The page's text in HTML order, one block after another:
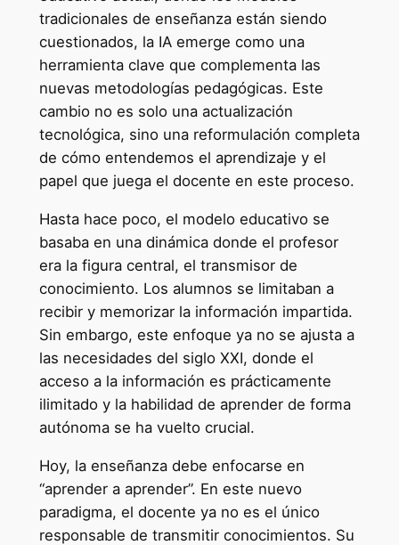
tradicionales de enseñanza están siendo
cuestionados, la IA emerge como una
herramienta clave que complementa las
nuevas metodologías pedagógicas. Este
cambio no es solo una actualización
tecnológica, sino una reformulación completa
de cómo entendemos el aprendizaje y el
papel que juega el docente en este proceso.
Hasta hace poco, el modelo educativo se
basaba en una dinámica donde el profesor
era la figura central, el transmisor de
conocimiento. Los alumnos se limitaban a
recibir y memorizar la información impartida.
Sin embargo, este enfoque ya no se ajusta a
las necesidades del siglo XXI, donde el
acceso a la información es prácticamente
ilimitado y la habilidad de aprender de forma
autónoma se ha vuelto crucial.
Hoy, la enseñanza debe enfocarse en
“aprender a aprender”. En este nuevo
paradigma, el docente ya no es el único
responsable de transmitir conocimientos. Su